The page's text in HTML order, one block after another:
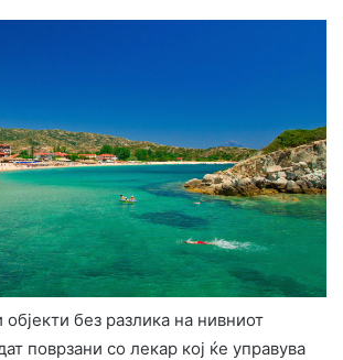
без разлика на нивниот
поврзани со лекар кој ќе управува